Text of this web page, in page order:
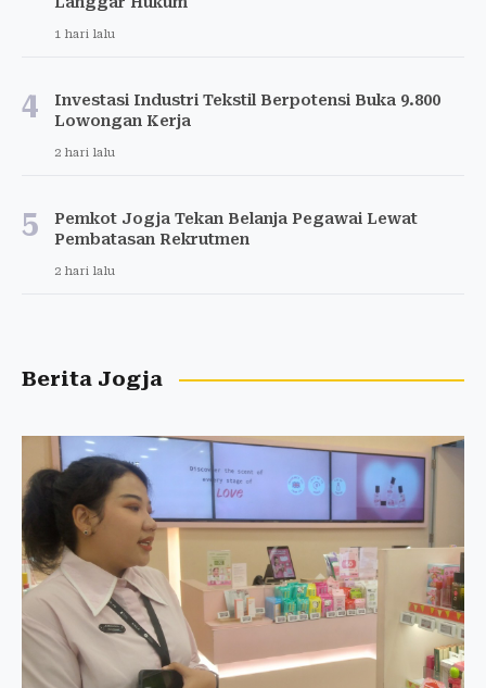
1 hari lalu
4
Investasi Industri Tekstil Berpotensi Buka 9.800
Lowongan Kerja
2 hari lalu
5
Pemkot Jogja Tekan Belanja Pegawai Lewat
Pembatasan Rekrutmen
2 hari lalu
Berita Jogja